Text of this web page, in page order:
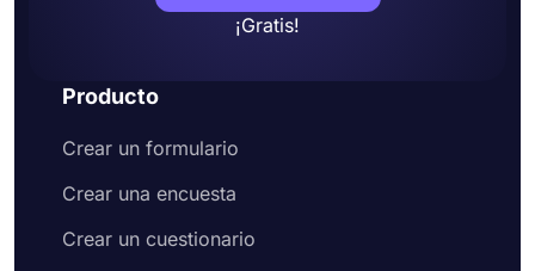
¡Gratis!
Producto
Crear un formulario
Crear una encuesta
Crear un cuestionario